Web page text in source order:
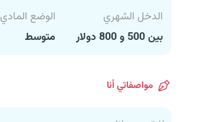
الدخل الشهري
بين 500 و 800 دولار
الوضع المادي
متوسط
مواصفاتي أنا